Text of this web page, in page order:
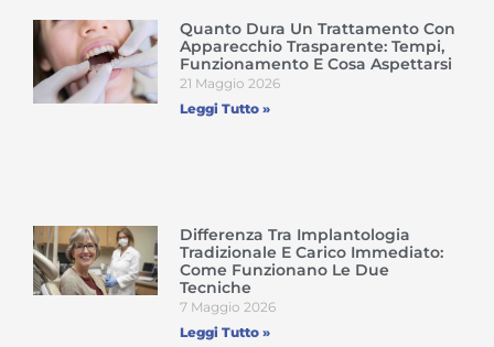
Quanto Dura Un Trattamento Con
Apparecchio Trasparente: Tempi,
Funzionamento E Cosa Aspettarsi
21 Maggio 2026
Leggi Tutto »
Differenza Tra Implantologia
Tradizionale E Carico Immediato:
Come Funzionano Le Due
Tecniche
7 Maggio 2026
Leggi Tutto »